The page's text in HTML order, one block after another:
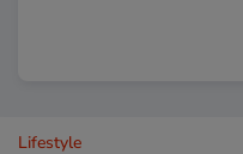
Lifestyle